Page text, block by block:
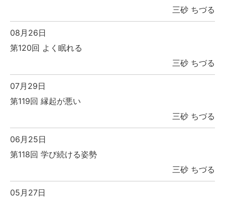
三砂 ちづる
08月26日
第120回 よく眠れる
三砂 ちづる
07月29日
第119回 縁起が悪い
三砂 ちづる
06月25日
第118回 学び続ける姿勢
三砂 ちづる
05月27日